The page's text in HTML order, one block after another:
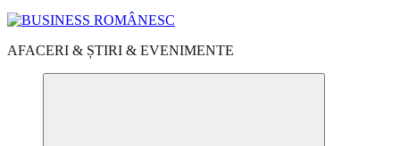
AFACERI & ȘTIRI & EVENIMENTE